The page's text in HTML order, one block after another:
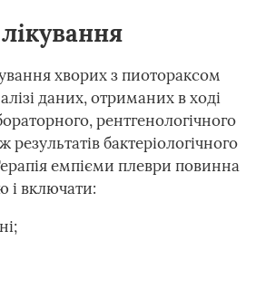
хворих з пиотораксом
даних, отриманих в ході
рентгенологічного
бактеріологічного
емпієми плеври повинна
і включати: